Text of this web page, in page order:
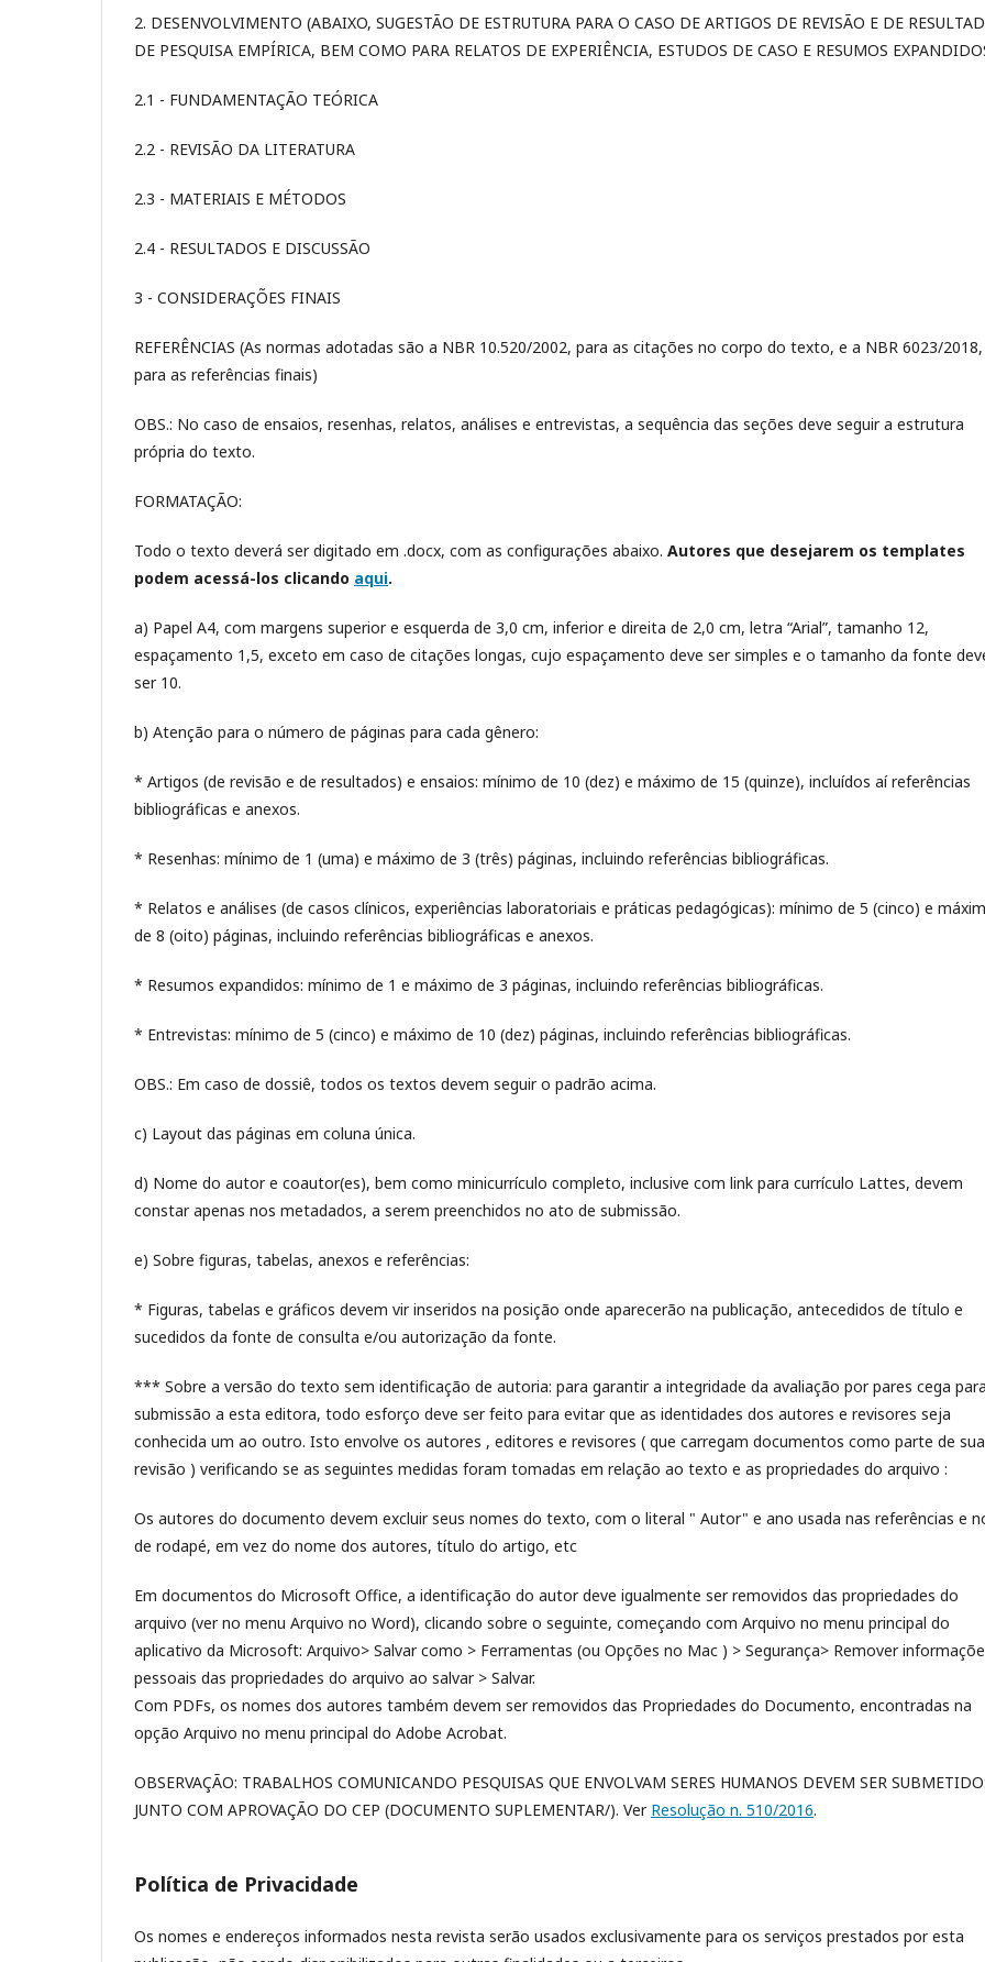
2. DESENVOLVIMENTO (ABAIXO, SUGESTÃO DE ESTRUTURA PARA O CASO DE ARTIGOS DE REVISÃO E DE
DE PESQUISA EMPÍRICA, BEM COMO PARA RELATOS DE EXPERIÊNCIA, ESTUDOS DE CASO E RESUMOS
2.1 - FUNDAMENTAÇÃO TEÓRICA
2.2 - REVISÃO DA LITERATURA
2.3 - MATERIAIS E MÉTODOS
2.4 - RESULTADOS E DISCUSSÃO
3 - CONSIDERAÇÕES FINAIS
REFERÊNCIAS (As normas adotadas são a NBR 10.520/2002, para as citações no corpo do texto, e a NBR 6023/2018,
para as referências finais)
OBS.: No caso de ensaios, resenhas, relatos, análises e entrevistas, a sequência das seções deve seguir a estrutura
própria do texto.
FORMATAÇÃO:
Todo o texto deverá ser digitado em .docx, com as configurações abaixo. Autores que desejarem os templates
podem acessá-los clicando aqui.
a) Papel A4, com margens superior e esquerda de 3,0 cm, inferior e direita de 2,0 cm, letra “Arial”, tamanho 12,
espaçamento 1,5, exceto em caso de citações longas, cujo espaçamento deve ser simples e o tamanho da fonte
ser 10.
b) Atenção para o número de páginas para cada gênero:
* Artigos (de revisão e de resultados) e ensaios: mínimo de 10 (dez) e máximo de 15 (quinze), incluídos aí referências
bibliográficas e anexos.
* Resenhas: mínimo de 1 (uma) e máximo de 3 (três) páginas, incluindo referências bibliográficas.
* Relatos e análises (de casos clínicos, experiências laboratoriais e práticas pedagógicas): mínimo de 5 (cinco) e
de 8 (oito) páginas, incluindo referências bibliográficas e anexos.
* Resumos expandidos: mínimo de 1 e máximo de 3 páginas, incluindo referências bibliográficas.
* Entrevistas: mínimo de 5 (cinco) e máximo de 10 (dez) páginas, incluindo referências bibliográficas.
OBS.: Em caso de dossiê, todos os textos devem seguir o padrão acima.
c) Layout das páginas em coluna única.
d) Nome do autor e coautor(es), bem como minicurrículo completo, inclusive com link para currículo Lattes, devem
constar apenas nos metadados, a serem preenchidos no ato de submissão.
e) Sobre figuras, tabelas, anexos e referências:
* Figuras, tabelas e gráficos devem vir inseridos na posição onde aparecerão na publicação, antecedidos de título e
sucedidos da fonte de consulta e/ou autorização da fonte.
*** Sobre a versão do texto sem identificação de autoria: para garantir a integridade da avaliação por pares cega
submissão a esta editora, todo esforço deve ser feito para evitar que as identidades dos autores e revisores seja
conhecida um ao outro. Isto envolve os autores , editores e revisores ( que carregam documentos como parte de sua
revisão ) verificando se as seguintes medidas foram tomadas em relação ao texto e as propriedades do arquivo :
Os autores do documento devem excluir seus nomes do texto, com o literal " Autor" e ano usada nas referências e
de rodapé, em vez do nome dos autores, título do artigo, etc
Em documentos do Microsoft Office, a identificação do autor deve igualmente ser removidos das propriedades do
arquivo (ver no menu Arquivo no Word), clicando sobre o seguinte, começando com Arquivo no menu principal do
aplicativo da Microsoft: Arquivo> Salvar como > Ferramentas (ou Opções no Mac ) > Segurança> Remover
pessoais das propriedades do arquivo ao salvar > Salvar.
Com PDFs, os nomes dos autores também devem ser removidos das Propriedades do Documento, encontradas na
opção Arquivo no menu principal do Adobe Acrobat.
OBSERVAÇÃO: TRABALHOS COMUNICANDO PESQUISAS QUE ENVOLVAM SERES HUMANOS DEVEM SER
JUNTO COM APROVAÇÃO DO CEP (DOCUMENTO SUPLEMENTAR/). Ver Resolução n. 510/2016.
Política de Privacidade
Os nomes e endereços informados nesta revista serão usados exclusivamente para os serviços prestados por esta